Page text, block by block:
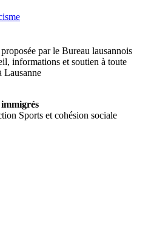
par le Bureau lausannois
informations et soutien à toute
Lausanne
Sports et cohésion sociale